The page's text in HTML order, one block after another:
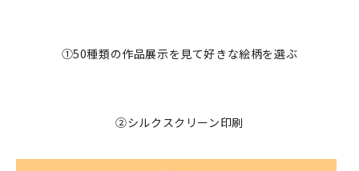
カートを見る
お問い合わせ
①50種類の作品展示を見て好きな絵柄を選ぶ
②シルクスクリーン印刷